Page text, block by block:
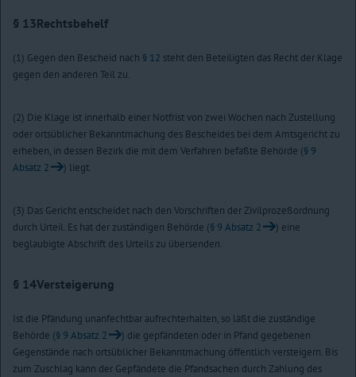
§ 13Rechtsbehelf
(1) Gegen den Bescheid nach § 12 steht den Beteiligten das Recht der Klage
gegen den anderen Teil zu.
(2) Die Klage ist innerhalb einer Notfrist von zwei Wochen nach Zustellung
oder ortsüblicher Bekanntmachung des Bescheides bei dem Amtsgericht zu
erheben, in dessen Bezirk die mit dem Verfahren befaßte Behörde (§ 9
Absatz 2
) liegt.
(3) Das Gericht entscheidet nach den Vorschriften der Zivilprozeßordnung
durch Urteil. Es hat der zuständigen Behörde (§ 9 Absatz 2
) eine
beglaubigte Abschrift des Urteils zu übersenden.
§ 14Versteigerung
Ist die Pfändung unanfechtbar aufrechterhalten, so läßt die zuständige
Behörde (§ 9 Absatz 2
) die gepfändeten oder in Pfand gegebenen
Gegenstände nach ortsüblicher Bekanntmachung öffentlich versteigern. Bis
zum Zuschlag kann der Gepfändete die Pfandsachen durch Zahlung des